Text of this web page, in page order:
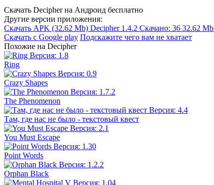
Скачать Decipher на Андроид бесплатно
Другие версии приложения:
Скачать APK (32.62 Mb) Decipher 1.4.2 Скачано: 36 32.62 Mb
Скачать с Google play Подскажите чего вам не хватает
Похожие на Decipher
Ring
Crazy Shapes
The Phenomenon
Там, где нас не было - текстовый квест
You Must Escape
Point Words
Orphan Black